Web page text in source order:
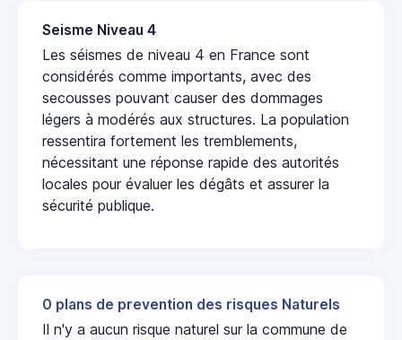
Seisme Niveau 4
Les séismes de niveau 4 en France sont
considérés comme importants, avec des
secousses pouvant causer des dommages
légers à modérés aux structures. La population
ressentira fortement les tremblements,
nécessitant une réponse rapide des autorités
locales pour évaluer les dégâts et assurer la
sécurité publique.
0 plans de prevention des risques Naturels
Il n'y a aucun risque naturel sur la commune de